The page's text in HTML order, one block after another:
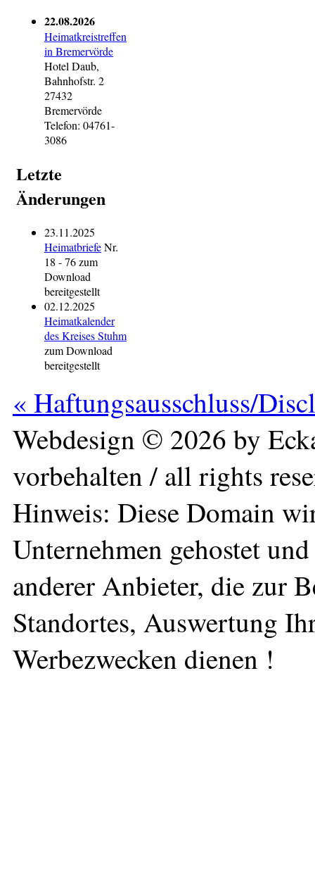
22.08.2026
Heimatkreistreffen
in Bremervörde
Hotel Daub,
Bahnhofstr. 2
27432
Bremervörde
Telefon: 04761-
3086
Letzte
Änderungen
23.11.2025
HeimatbriefeNr.
18 - 76 zum
Download
bereitgestellt
02.12.2025
Heimatkalender
des Kreises Stuhm
zum Download
bereitgestellt
« Haftungsausschluss/
Webdesign © 2026 by
vorbehalten / all rights
Hinweis: Diese Domain
Unternehmen gehostet
anderer Anbieter, die zur
Standortes, Auswertung
Werbezwecken dienen !